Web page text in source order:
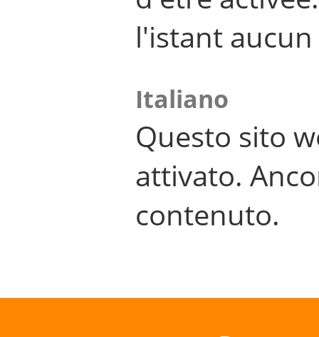
l'istant
Italiano
Questo sito
attivato.
contenuto.